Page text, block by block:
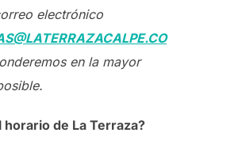
electrónico
en la mayor
horario de La Terraza?